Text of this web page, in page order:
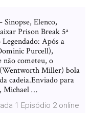
Sinopse, Elenco,
Prison Break 5ª
Após a
Purcell),
não cometeu, o
Miller) bola
cadeia.Enviado para
Michael …
1 Episódio 2 online